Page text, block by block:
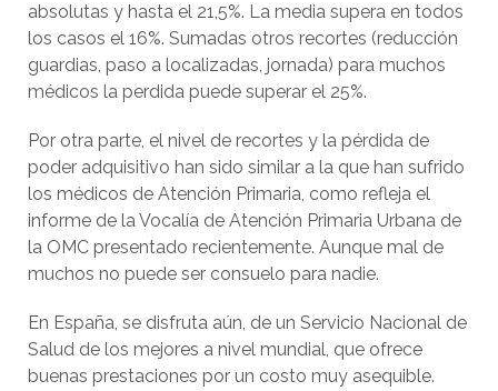
absolutas y hasta el 21,5%. La media supera en todos
los casos el 16%. Sumadas otros recortes (reducción
guardias, paso a localizadas, jornada) para muchos
médicos la perdida puede superar el 25%.
Por otra parte, el nivel de recortes y la pérdida de
poder adquisitivo han sido similar a la que han sufrido
los médicos de Atención Primaria, como refleja el
informe de la Vocalía de Atención Primaria Urbana de
la OMC presentado recientemente. Aunque mal de
muchos no puede ser consuelo para nadie.
En España, se disfruta aún, de un Servicio Nacional de
Salud de los mejores a nivel mundial, que ofrece
buenas prestaciones por un costo muy asequible.